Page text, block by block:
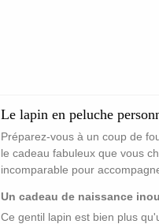
Le lapin en peluche
Préparez-vous à un coup de
le cadeau fabuleux que vous
incomparable pour
Un cadeau de naissance
Ce gentil lapin est bien plus